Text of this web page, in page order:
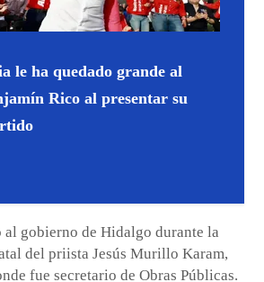
le ha quedado grande al
Rico al presentar su
gobierno de Hidalgo durante la
del priista Jesús Murillo Karam,
fue secretario de Obras Públicas.